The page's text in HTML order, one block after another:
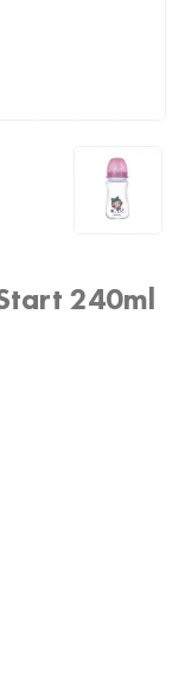
240ml